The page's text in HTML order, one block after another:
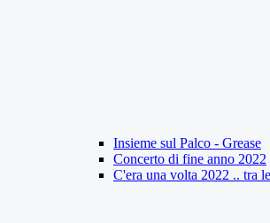
Insieme sul Palco - Grease
Concerto di fine anno 2022
C'era una volta 2022 .. tra